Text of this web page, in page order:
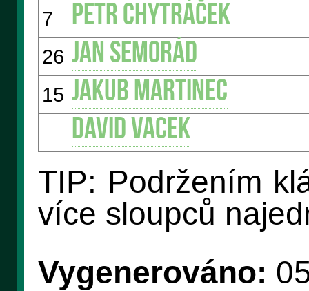
7 Petr CHYTRÁČEK
26 Jan SEMORÁD
15 Jakub MARTINEC
David VACEK
TIP: Podržením
více sloupců
Vygenerováno: